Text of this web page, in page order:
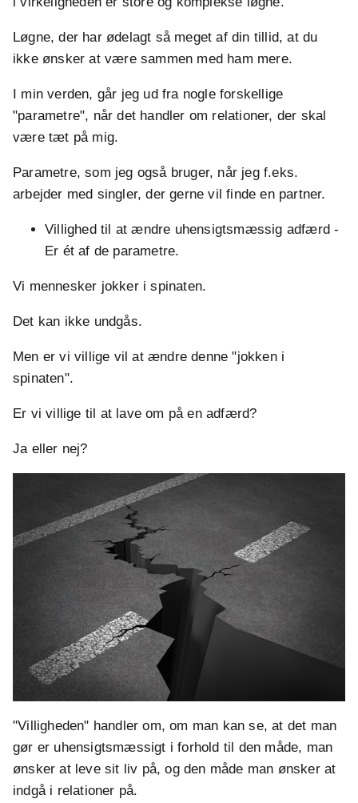
Løgne, der har ødelagt så meget af din tillid, at du
ikke ønsker at være sammen med ham mere.
I min verden, går jeg ud fra nogle forskellige
"parametre", når det handler om relationer, der skal
være tæt på mig.
Parametre, som jeg også bruger, når jeg f.eks.
arbejder med singler, der gerne vil finde en partner.
Villighed til at ændre uhensigtsmæssig adfærd -
Er ét af de parametre.
Vi mennesker jokker i spinaten.
Det kan ikke undgås.
Men er vi villige vil at ændre denne "jokken i
spinaten".
Er vi villige til at lave om på en adfærd?
Ja eller nej?
"Villigheden" handler om, om man kan se, at det man
gør er uhensigtsmæssigt i forhold til den måde, man
ønsker at leve sit liv på, og den måde man ønsker at
indgå i relationer på.